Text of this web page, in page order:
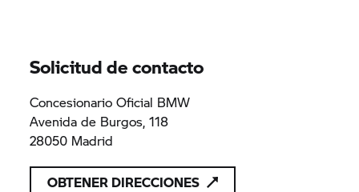
Solicitud de contacto
Concesionario Oficial BMW
Avenida de Burgos, 118
28050 Madrid
OBTENER DIRECCIONES